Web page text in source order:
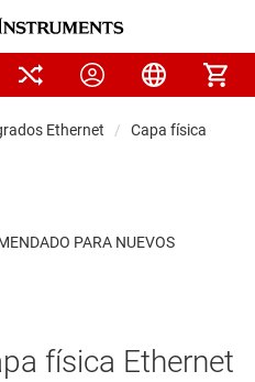
Ethernet Capa física (PHY)
física Ethernet